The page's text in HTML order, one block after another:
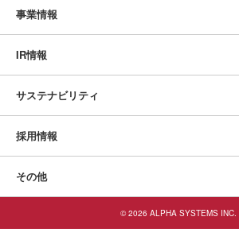
事業情報
IR情報
サステナビリティ
採用情報
その他
© 2026 ALPHA SYSTEMS INC.